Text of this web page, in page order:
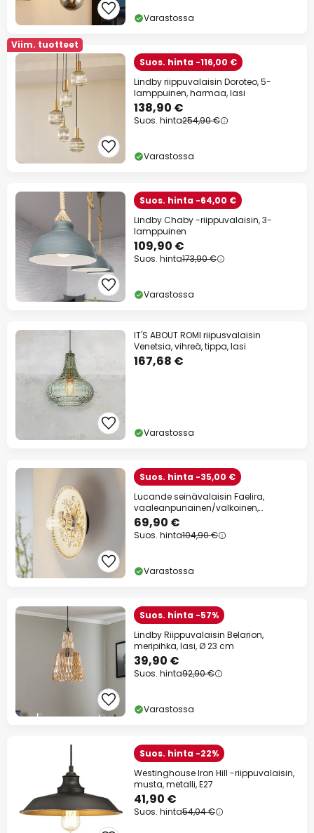
Varastossa
Viim. tuotteet
Suos. hinta -116,00 €
Lindby riippuvalaisin Doroteo, 5-
lamppuinen, harmaa, lasi
138,90 €
Suos. hinta254,90 €
Varastossa
Suos. hinta -64,00 €
Lindby Chaby -riippuvalaisin, 3-
lamppuinen
109,90 €
Suos. hinta173,90 €
Varastossa
IT'S ABOUT ROMI riipusvalaisin
Venetsia, vihreä, tippa, lasi
167,68 €
Varastossa
Suos. hinta -35,00 €
Lucande seinävalaisin Faelira,
vaaleanpunainen/valkoinen,
keraaminen
69,90 €
Suos. hinta104,90 €
Varastossa
Suos. hinta -57%
Lindby Riippuvalaisin Belarion,
meripihka, lasi, Ø 23 cm
39,90 €
Suos. hinta92,90 €
Varastossa
Suos. hinta -22%
Westinghouse Iron Hill -riippuvalaisin,
musta, metalli, E27
41,90 €
Suos. hinta54,04 €